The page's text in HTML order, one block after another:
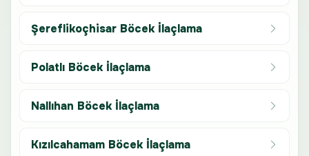
Şereflikoçhisar Böcek İlaçlama
Polatlı Böcek İlaçlama
Nallıhan Böcek İlaçlama
Kızılcahamam Böcek İlaçlama